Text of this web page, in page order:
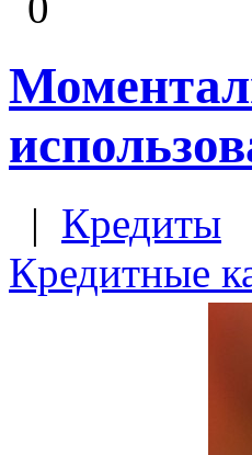
| Кредиты
Кредитные